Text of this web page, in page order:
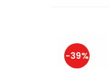
-39%